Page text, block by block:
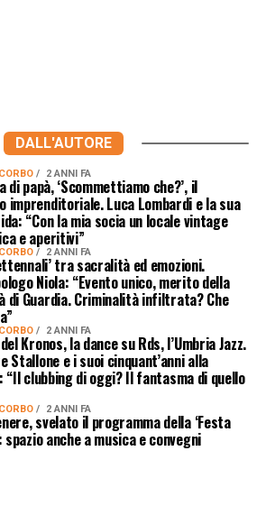
DALL'AUTORE
2 ANNI FA
di papà, ‘Scommettiamo che?’, il
imprenditoriale. Luca Lombardi e la sua
“Con la mia socia un locale vintage
e aperitivi”
2 ANNI FA
tra sacralità ed emozioni.
Niola: “Evento unico, merito della
di Guardia. Criminalità infiltrata? Che
2 ANNI FA
Kronos, la dance su Rds, l’Umbria Jazz.
Stallone e i suoi cinquant’anni alla
“Il clubbing di oggi? Il fantasma di quello
2 ANNI FA
svelato il programma della ‘Festa
spazio anche a musica e convegni